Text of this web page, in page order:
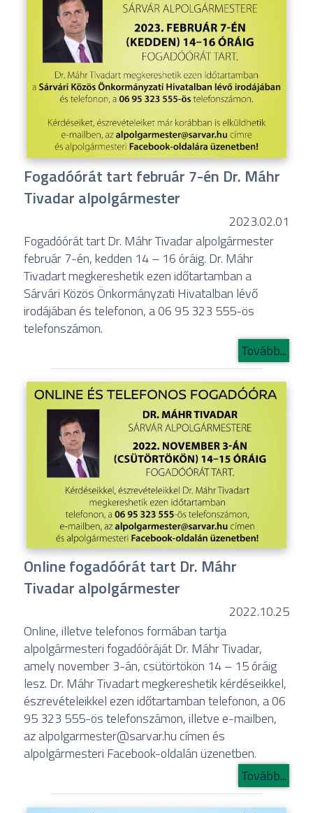
Fogadóórát tart február 7-én Dr. Máhr
Tivadar alpolgármester
2023.02.01
Fogadóórát tart Dr. Máhr Tivadar alpolgármester
február 7-én, kedden 14 – 16 óráig. Dr. Máhr
Tivadart megkereshetik ezen időtartamban a
Sárvári Közös Önkormányzati Hivatalban lévő
irodájában és telefonon, a 06 95 323 555-ös
telefonszámon.
Tovább...
Online fogadóórát tart Dr. Máhr
Tivadar alpolgármester
2022.10.25
Online, illetve telefonos formában tartja
alpolgármesteri fogadóóráját Dr. Máhr Tivadar,
amely november 3-án, csütörtökön 14 – 15 óráig
lesz. Dr. Máhr Tivadart megkereshetik kérdéseikkel,
észrevételeikkel ezen időtartamban telefonon, a 06
95 323 555-ös telefonszámon, illetve e-mailben,
az alpolgarmester@sarvar.hu címen és
alpolgármesteri Facebook-oldalán üzenetben.
Tovább...